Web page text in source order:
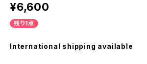
¥6,600
残り1点
International shipping available